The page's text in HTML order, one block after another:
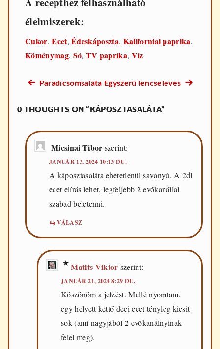
élelmiszerek:
Cukor,Ecet,Édeskáposzta, Kaliforniai paprika,
Köménymag, Só, TV paprika, Víz
Bejegyzés
navigáció
Előző
Paradicsomsaláta Egyszerű lencseleves Következő
0 THOUGHTS ON “KÁPOSZTASALÁTA”
Micsinai Tibor szerint:
JANUÁR 13, 2024 10:13 DU.
A káposztasaláta ehetetlenül savanyú. A 2dl
ecet elírás lehet, legfeljebb 2 evőkanállal
szabad beletenni.
VÁLASZ
Matits Viktor szerint:
JANUÁR 21, 2024 8:29 DU.
Köszönöm a jelzést. Mellé nyomtam,
egy helyett kettő deci ecet tényleg kicsit
sok (ami nagyjából 2 evőkanálnyinak
felel meg).